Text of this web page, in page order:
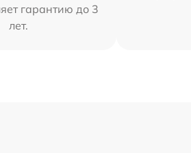
гарантию до 3
лет.